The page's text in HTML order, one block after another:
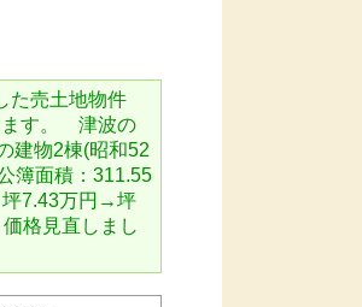
た売土地物件
ます。 津波の
物2棟(昭和52
簿面積：311.55
7.43万円→坪
格見直しまし